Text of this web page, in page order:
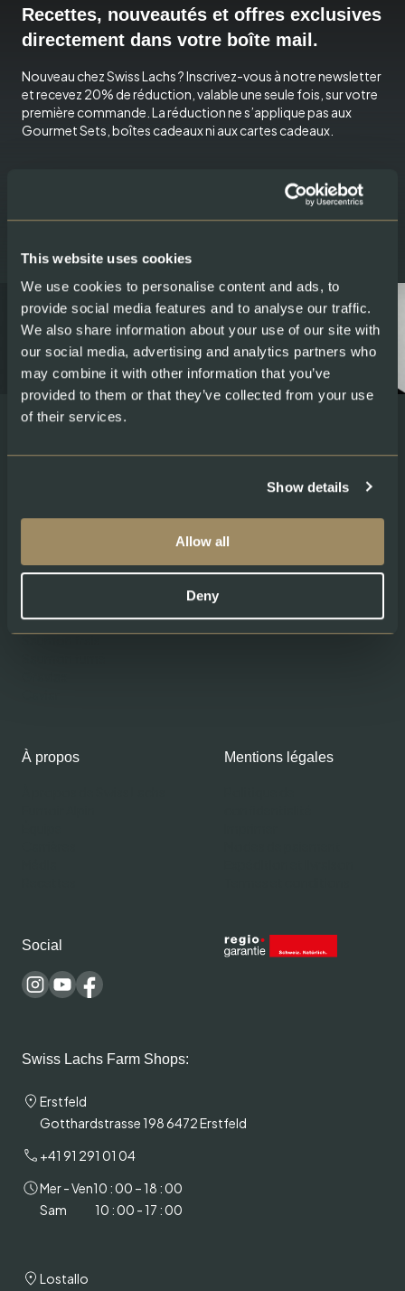
This website uses cookies
We use cookies to personalise content and ads, to
provide social media features and to analyse our traffic.
We also share information about your use of our site with
our social media, advertising and analytics partners who
may combine it with other information that you’ve
provided to them or that they’ve collected from your use
of their services.
Show details
Allow all
Deny
Recettes, nouveautés et offres exclusives
directement dans votre boîte mail.
Nouveau chez Swiss Lachs ? Inscrivez-vous à notre newsletter
et recevez 20% de réduction, valable une seule fois, sur votre
première commande. La réduction ne s’applique pas aux
Gourmet Sets, boîtes cadeaux ni aux cartes cadeaux.
Produits
Gourmet Club
Saumon frais
Aide
Mon compte
À propos Mentions légales
Social
Swiss Lachs Farm Shops:
Erstfeld
Gotthardstrasse 198 6472 Erstfeld
+41 91 291 01 04
Mer - Ven10 : 00 – 18 : 00
Sam
10 : 00 - 17 : 00
Lostallo